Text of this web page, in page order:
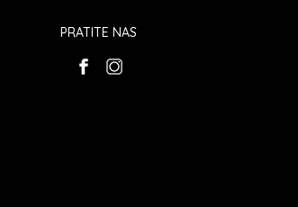
PRATITE NAS